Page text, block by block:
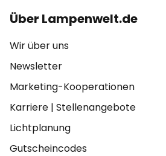
Über Lampenwelt.de
Wir über uns
Newsletter
Marketing-Kooperationen
Karriere | Stellenangebote
Lichtplanung
Gutscheincodes